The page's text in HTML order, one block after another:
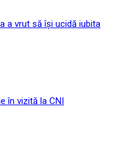
a vrut să își ucidă iubita
în vizită la CNI